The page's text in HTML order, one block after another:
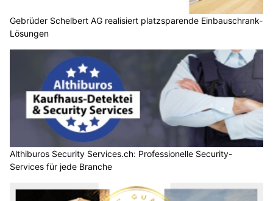
Gebrüder Schelbert AG realisiert platzsparende Einbauschrank-
Lösungen
Althiburos Security Services.ch: Professionelle Security-
Services für jede Branche